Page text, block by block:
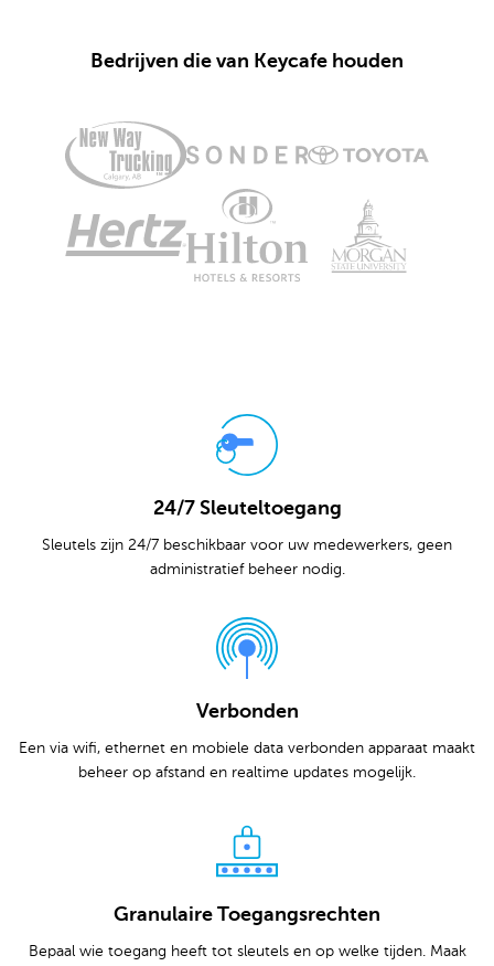
Bedrijven die van Keycafe houden
24/7 Sleuteltoegang
Sleutels zijn 24/7 beschikbaar voor uw medewerkers, geen
administratief beheer nodig.
Verbonden
Een via wifi, ethernet en mobiele data verbonden apparaat maakt
beheer op afstand en realtime updates mogelijk.
Granulaire Toegangsrechten
Bepaal wie toegang heeft tot sleutels en op welke tijden. Maak